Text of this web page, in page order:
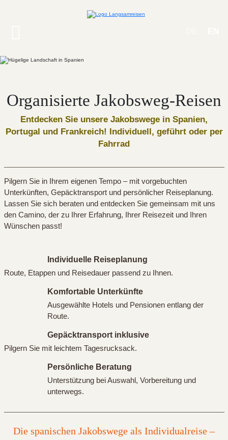
Organisierte Jakobsweg-Reisen
Entdecken Sie unsere Jakobswege in Spanien,
Portugal und Frankreich! Individuell, geführt oder per
Fahrrad
Pilgern Sie in Ihrem eigenen Tempo – mit vorgebuchten
Unterkünften, Gepäcktransport und persönlicher Reiseplanung.
Lassen Sie sich beraten und entdecken Sie gemeinsam mit uns
den Camino, der zu Ihrer Erfahrung, Ihrer Reisezeit und Ihren
Wünschen passt!
Individuelle Reiseplanung
Route, Etappen und Reisedauer passend zu Ihnen.
Komfortable Unterkünfte
Ausgewählte Hotels und Pensionen entlang der
Route.
Gepäcktransport inklusive
Pilgern Sie mit leichtem Tagesrucksack.
Persönliche Beratung
Unterstützung bei Auswahl, Vorbereitung und
unterwegs.
Die spanischen Jakobswege als Individualreise –